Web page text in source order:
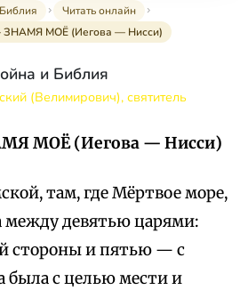
Читать онлайн
МОЁ (Иегова — Нисси)
и Библия
(Велимирович), святитель
МОЁ (Иегова — Нисси)
там, где Мёртвое море,
между девятью царями:
стороны и пятью — с
была с целью мести и